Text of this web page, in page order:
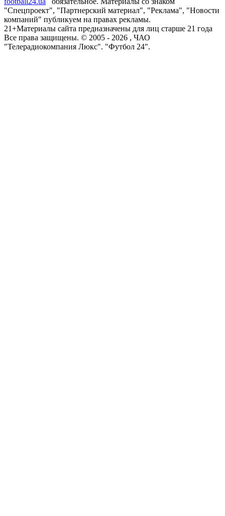
"Спецпроект", "Партнерский материал", "Реклама", "Новости
компаний" публикуем на правах рекламы.
21+Материалы сайта предназначены для лиц старше 21 года
Все права защищены. © 2005 - 2026 , ЧАО
"Телерадиокомпания Люкс". "Футбол 24".